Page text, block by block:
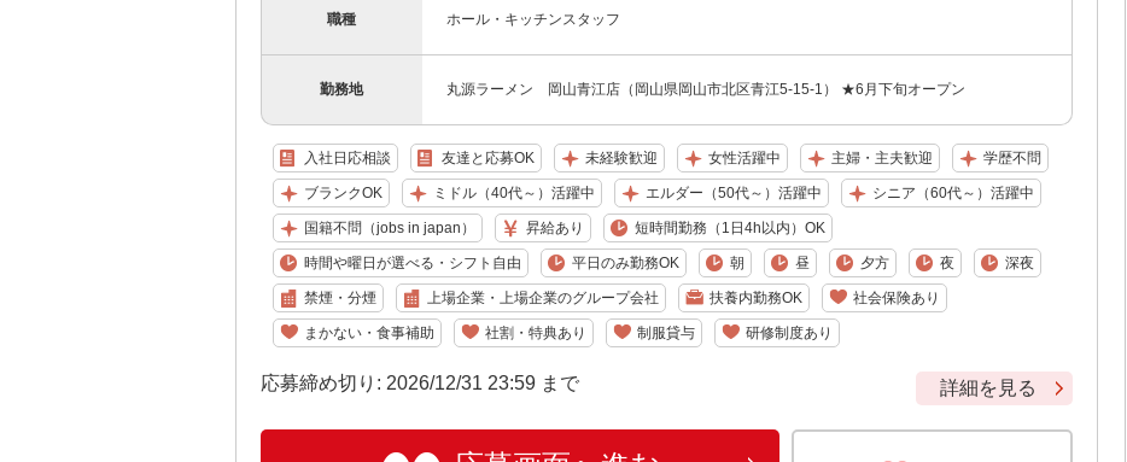
職種 ホール・キッチンスタッフ
勤務地 丸源ラーメン 岡山青江店（岡山県岡山市北区青江5-15-1） ★6月下旬オープン
入社日応相談 友達と応募OK 未経験歓迎 女性活躍中 主婦・主夫歓迎 学歴不問
ブランクOK ミドル（40代～）活躍中 エルダー（50代～）活躍中 シニア（60代～）活躍中
国籍不問（jobs in japan） 昇給あり 短時間勤務（1日4h以内）OK
時間や曜日が選べる・シフト自由 平日のみ勤務OK 朝 昼 夕方 夜 深夜
禁煙・分煙 上場企業・上場企業のグループ会社 扶養内勤務OK 社会保険あり
まかない・食事補助 社割・特典あり 制服貸与 研修制度あり
応募締め切り: 2026/12/31 23:59 まで 詳細を見る